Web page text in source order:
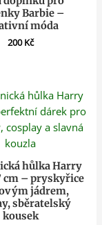
Barbie –
móda
200Kč
hůlka Harry
cm – pryskyřice
jádrem,
sběratelský
kousek